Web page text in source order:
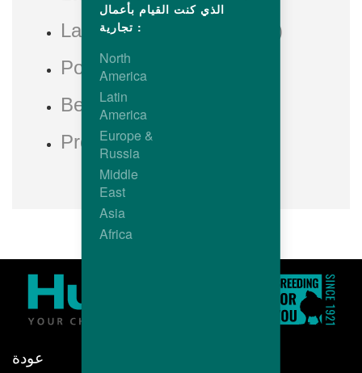
Label Biologique (Synalaf)
PoultryHub
BeterLeven
Produit Certifié
عودة
الذي كنت القيام بأعمال
تجارية :
North
America
Latin
America
Europe &
Russia
Middle
East
Asia
Africa